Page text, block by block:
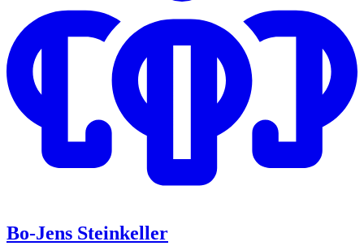
Bo-Jens Steinkeller